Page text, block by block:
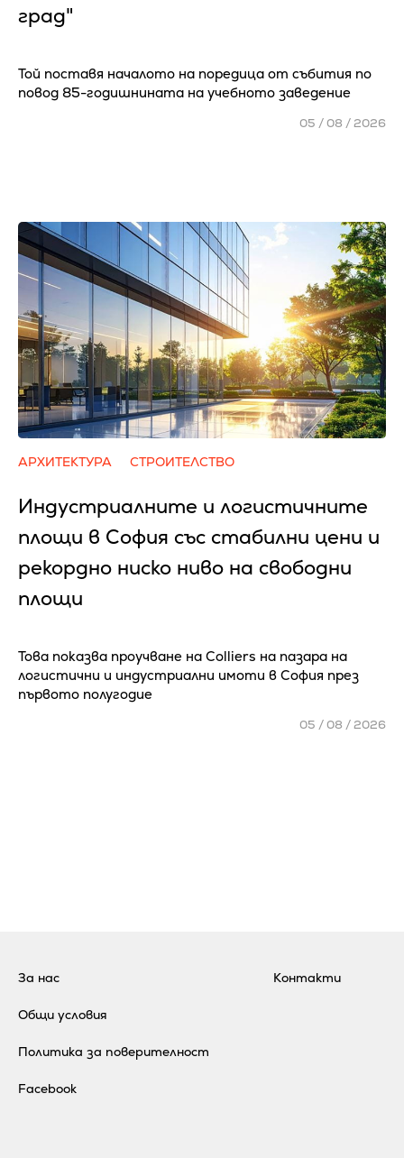
град"
Той поставя началото на поредица от събития по
повод 85-годишнината на учебното заведение
05 / 08 / 2026
АРХИТЕКТУРА СТРОИТЕЛСТВО
Индустриалните и логистичните
площи в София със стабилни цени и
рекордно ниско ниво на свободни
площи
Това показва проучване на Colliers на пазара на
логистични и индустриални имоти в София през
първото полугодие
05 / 08 / 2026
За нас
Общи условия
Политика за поверителност
Контакти
Facebook